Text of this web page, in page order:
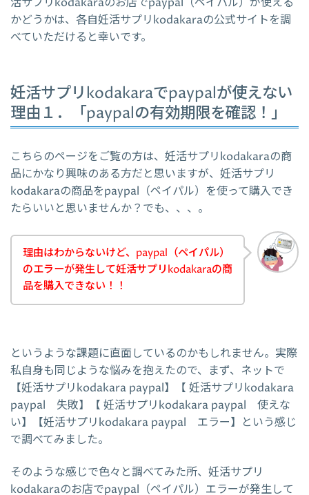
かどうかは、各自妊活サプリkodakaraの公式サイトを調
べていただけると幸いです。
妊活サプリkodakaraでpaypalが使えない
理由１．「paypalの有効期限を確認！」
こちらのページをご覧の方は、妊活サプリkodakaraの商
品にかなり興味のある方だと思いますが、妊活サプリ
kodakaraの商品をpaypal（ペイパル）を使って購入でき
たらいいと思いませんか？でも、、、。
理由はわからないけど、paypal（ペイパル）
のエラーが発生して妊活サプリkodakaraの商
品を購入できない！！
というような課題に直面しているのかもしれません。実際
私自身も同じような悩みを抱えたので、まず、ネットで
【妊活サプリkodakara paypal】【 妊活サプリkodakara
paypal 失敗】【 妊活サプリkodakara paypal 使えな
い】【妊活サプリkodakara paypal エラー】という感じ
で調べてみました。
そのような感じで色々と調べてみた所、妊活サプリ
kodakaraのお店でpaypal（ペイパル）エラーが発生して